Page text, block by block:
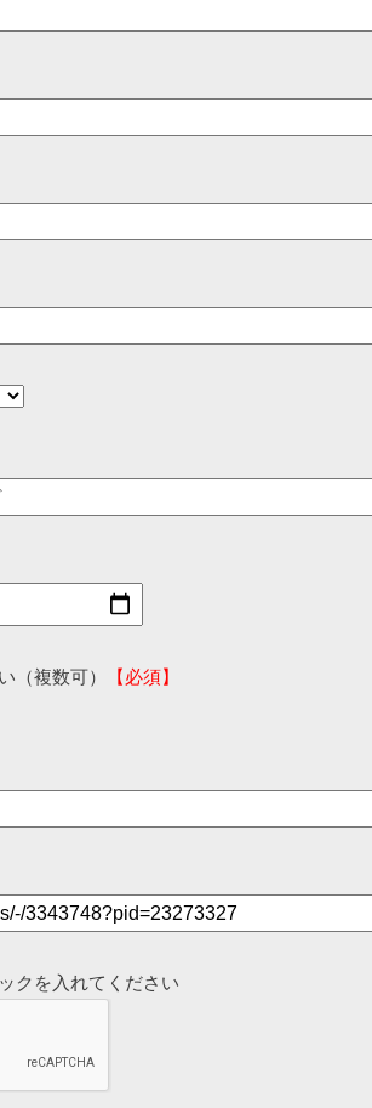
（複数可）
【必須】
クを入れてください